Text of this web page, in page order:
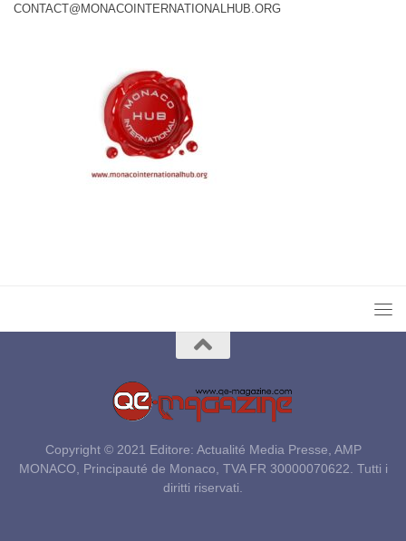
CONTACT@MONACOINTERNATIONALHUB.ORG
Copyright © 2021 Editore: Actualité Media Presse, AMP
MONACO, Principauté de Monaco, TVA FR 30000070622. Tutti i
diritti riservati.